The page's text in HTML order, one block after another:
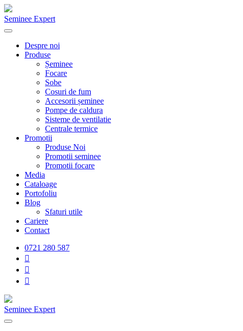
Seminee Expert
Despre noi
Produse
Șeminee
Focare
Sobe
Cosuri de fum
Accesorii șeminee
Pompe de caldura
Sisteme de ventilatie
Centrale termice
Promotii
Produse Noi
Promotii seminee
Promotii focare
Media
Cataloage
Portofoliu
Blog
Sfaturi utile
Cariere
Contact
0721 280 587
Seminee Expert